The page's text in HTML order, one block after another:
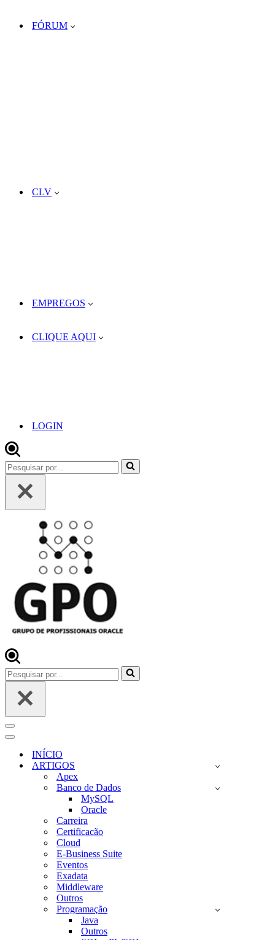
FÓRUM
CLV
EMPREGOS
CLIQUE AQUI
LOGIN
Pesquisar
por...
Pesquisar
por...
Menu
de
navegação
Menu
navegaçãoINÍCIO
ARTIGOS
Apex
Banco de Dados
MySQL
Oracle
Carreira
Certificacão
Cloud
E-Business Suite
Eventos
Exadata
Middleware
Outros
Programação
Java
Outros